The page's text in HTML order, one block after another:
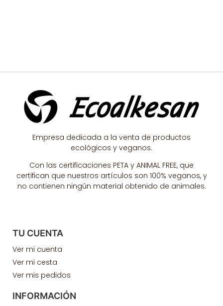
Empresa dedicada a la venta de productos
ecológicos y veganos.
Con las certificaciones PETA y ANIMAL FREE, que
certifican que nuestros artículos son 100% veganos, y
no contienen ningún material obtenido de animales.
TU CUENTA
Ver mi cuenta
Ver mi cesta
Ver mis pedidos
INFORMACIÓN